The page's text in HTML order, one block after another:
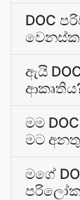
DOC
ඇයි
මම
මට
මගේ